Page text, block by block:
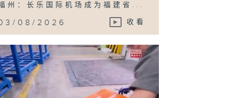
州：长乐国际机场成为福建省...
08/2026 收看